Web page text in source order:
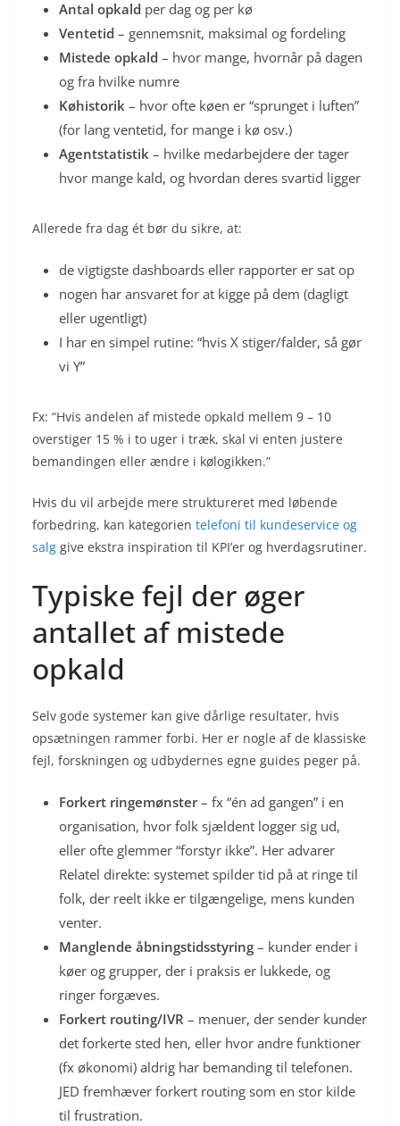
Antal opkald per dag og per kø
Ventetid – gennemsnit, maksimal og fordeling
Mistede opkald – hvor mange, hvornår på dagen
og fra hvilke numre
Køhistorik – hvor ofte køen er “sprunget i luften”
(for lang ventetid, for mange i kø osv.)
Agentstatistik – hvilke medarbejdere der tager
hvor mange kald, og hvordan deres svartid ligger
Allerede fra dag ét bør du sikre, at:
de vigtigste dashboards eller rapporter er sat op
nogen har ansvaret for at kigge på dem (dagligt
eller ugentligt)
I har en simpel rutine: “hvis X stiger/falder, så gør
vi Y”
Fx: “Hvis andelen af mistede opkald mellem 9 – 10
overstiger 15 % i to uger i træk, skal vi enten justere
bemandingen eller ændre i kølogikken.”
Hvis du vil arbejde mere struktureret med løbende
forbedring, kan kategorien telefoni til kundeservice og
salg give ekstra inspiration til KPI’er og hverdagsrutiner.
Typiske fejl der øger
antallet af mistede
opkald
Selv gode systemer kan give dårlige resultater, hvis
opsætningen rammer forbi. Her er nogle af de klassiske
fejl, forskningen og udbydernes egne guides peger på.
Forkert ringemønster– fx “én ad gangen” i en
organisation, hvor folk sjældent logger sig ud,
eller ofte glemmer “forstyr ikke”. Her advarer
Relatel direkte: systemet spilder tid på at ringe til
folk, der reelt ikke er tilgængelige, mens kunden
venter.
Manglende åbningstidsstyring – kunder ender i
køer og grupper, der i praksis er lukkede, og
ringer forgæves.
Forkert routing/IVR – menuer, der sender kunder
det forkerte sted hen, eller hvor andre funktioner
(fx økonomi) aldrig har bemanding til telefonen.
JED fremhæver forkert routing som en stor kilde
til frustration.